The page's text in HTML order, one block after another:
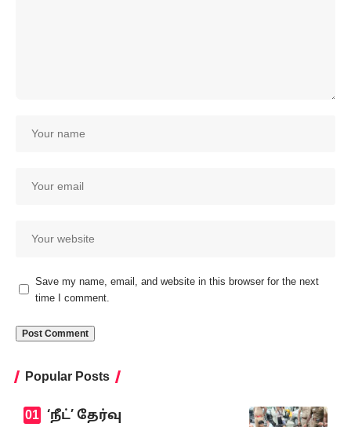
Save my name, email, and website in this browser for the next
time I comment.
Popular Posts
‘நீட்’ தேர்வு